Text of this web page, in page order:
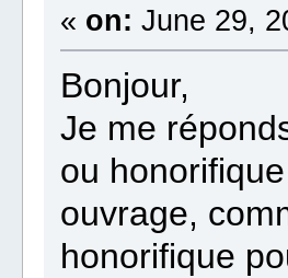
« on: June 29,
Bonjour,
Je me
ou
ouvrage,
honorifique